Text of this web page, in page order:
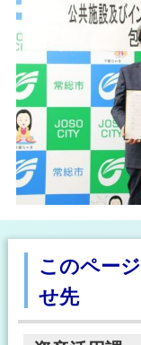
このペー
せ先